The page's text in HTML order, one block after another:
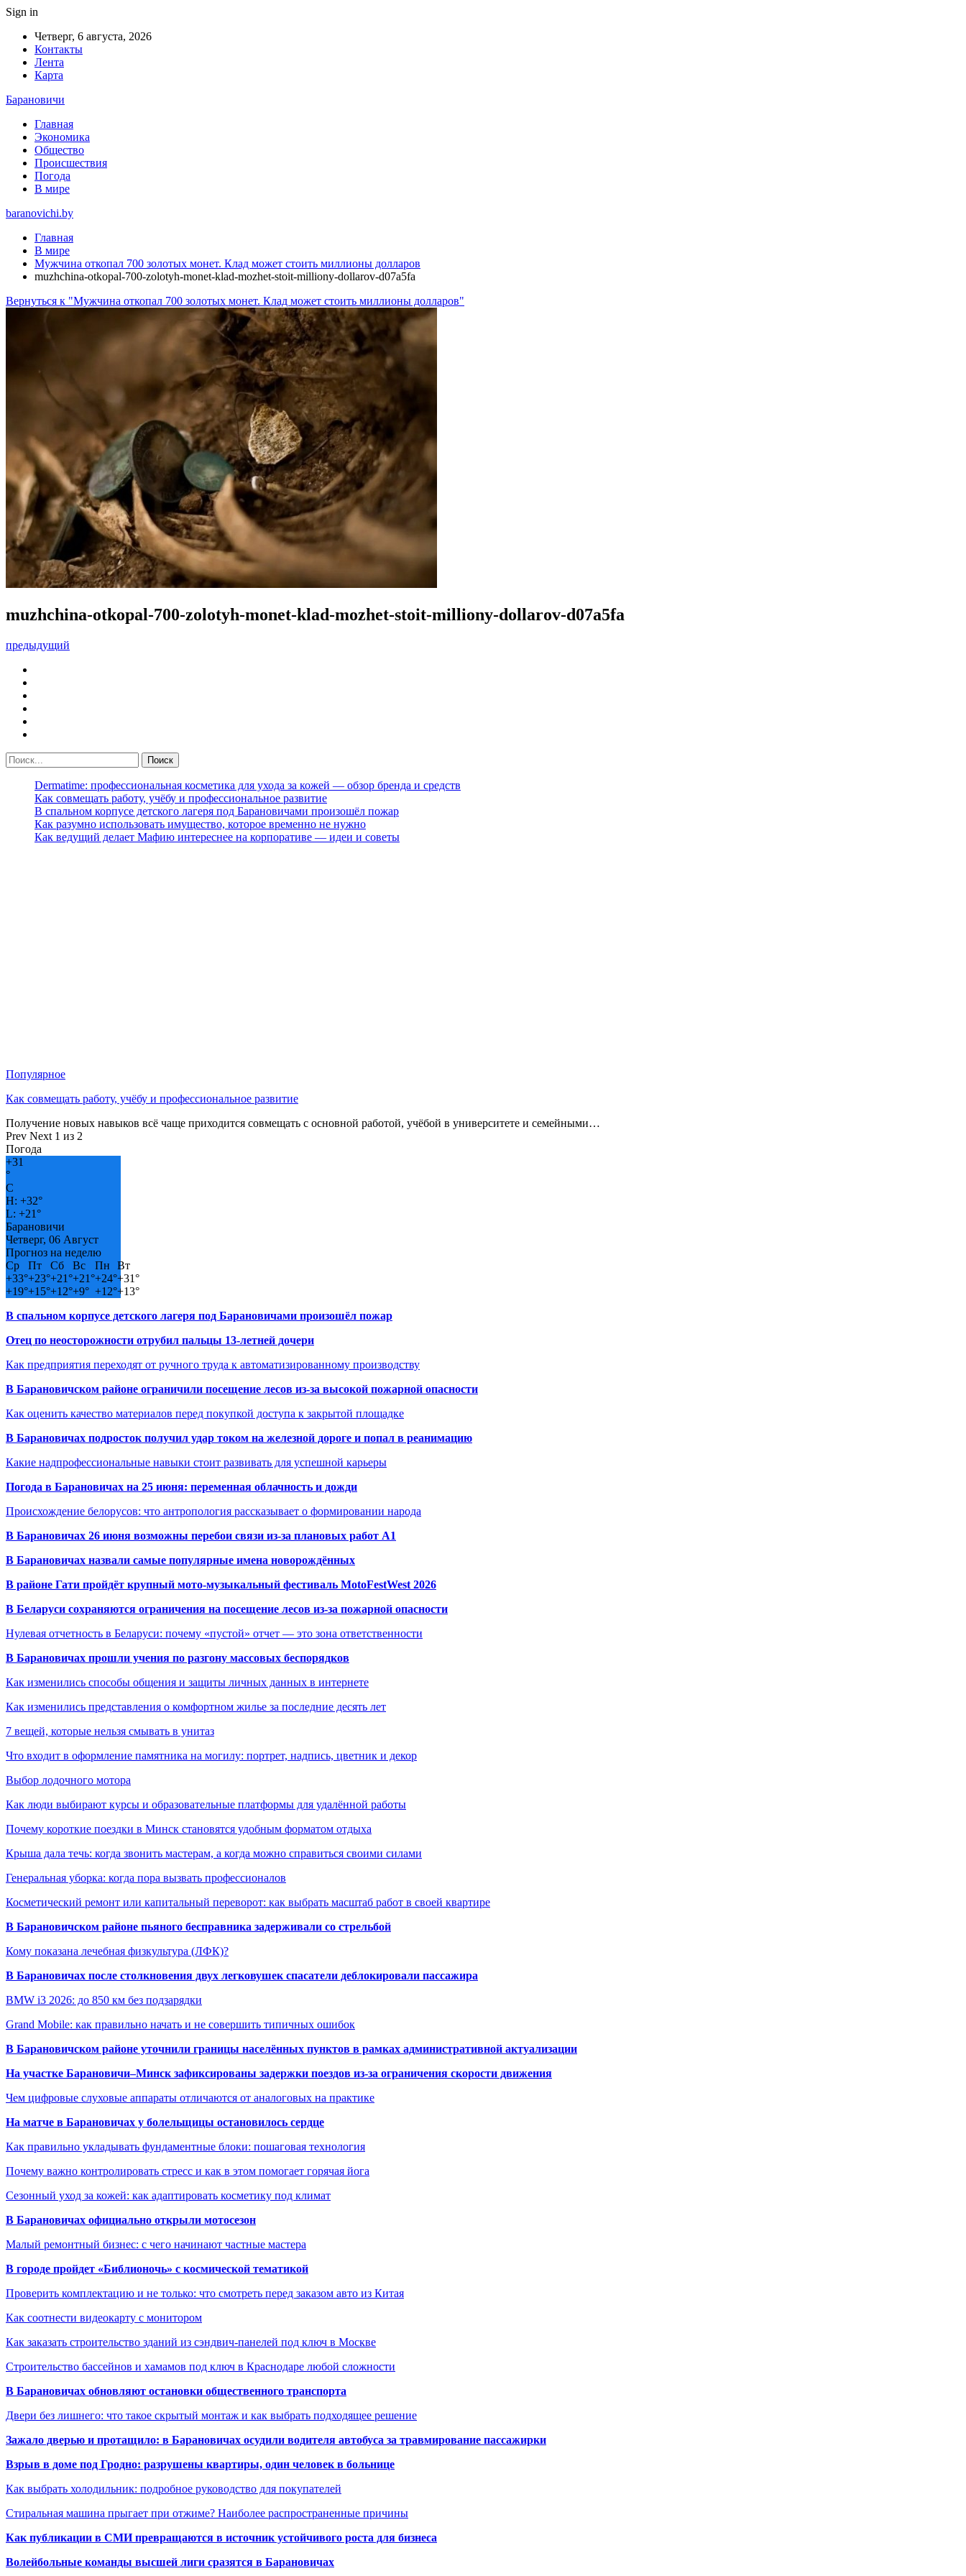
Sign in
Четверг, 6 августа, 2026
Контакты
Лента
Карта
Барановичи
Главная
Экономика
Общество
Происшествия
Погода
В мире
baranovichi.by
Главная
В мире
Мужчина откопал 700 золотых монет. Клад может стоить миллионы долларов
muzhchina-otkopal-700-zolotyh-monet-klad-mozhet-stoit-milliony-dollarov-d07a5fa
Вернуться к "Мужчина откопал 700 золотых монет. Клад может стоить миллионы долларов"
muzhchina-otkopal-700-zolotyh-monet-klad-mozhet-stoit-milliony-dollarov-d07a5fa
предыдущий
Dermatime: профессиональная косметика для ухода за кожей — обзор бренда и средств
Как совмещать работу, учёбу и профессиональное развитие
В спальном корпусе детского лагеря под Барановичами произошёл пожар
Как разумно использовать имущество, которое временно не нужно
Как ведущий делает Мафию интереснее на корпоративе — идеи и советы
Популярное
Как совмещать работу, учёбу и профессиональное развитие
Получение новых навыков всё чаще приходится совмещать с основной работой, учёбой в университете и семейными…
Prev Next 1 из 2
Погода
+31
°
C
H: +32°
L: +21°
Барановичи
Четверг, 06 Август
Прогноз на неделю
Ср
Пт Сб Вс Пн
Вт
+33°+23°+21°+21°+24°+31°
+19°+15°+12°+9° +12°+13°
В спальном корпусе детского лагеря под Барановичами произошёл пожар
Отец по неосторожности отрубил пальцы 13-летней дочери
Как предприятия переходят от ручного труда к автоматизированному производству
В Барановичском районе ограничили посещение лесов из-за высокой пожарной опасности
Как оценить качество материалов перед покупкой доступа к закрытой площадке
В Барановичах подросток получил удар током на железной дороге и попал в реанимацию
Какие надпрофессиональные навыки стоит развивать для успешной карьеры
Погода в Барановичах на 25 июня: переменная облачность и дожди
Происхождение белорусов: что антропология рассказывает о формировании народа
В Барановичах 26 июня возможны перебои связи из-за плановых работ A1
В Барановичах назвали самые популярные имена новорождённых
В районе Гати пройдёт крупный мото-музыкальный фестиваль MotoFestWest 2026
В Беларуси сохраняются ограничения на посещение лесов из-за пожарной опасности
Нулевая отчетность в Беларуси: почему «пустой» отчет — это зона ответственности
В Барановичах прошли учения по разгону массовых беспорядков
Как изменились способы общения и защиты личных данных в интернете
Как изменились представления о комфортном жилье за последние десять лет
7 вещей, которые нельзя смывать в унитаз
Что входит в оформление памятника на могилу: портрет, надпись, цветник и декор
Выбор лодочного мотора
Как люди выбирают курсы и образовательные платформы для удалённой работы
Почему короткие поездки в Минск становятся удобным форматом отдыха
Крыша дала течь: когда звонить мастерам, а когда можно справиться своими силами
Генеральная уборка: когда пора вызвать профессионалов
Косметический ремонт или капитальный переворот: как выбрать масштаб работ в своей квартире
В Барановичском районе пьяного бесправника задерживали со стрельбой
Кому показана лечебная физкультура (ЛФК)?
В Барановичах после столкновения двух легковушек спасатели деблокировали пассажира
BMW i3 2026: до 850 км без подзарядки
Grand Mobile: как правильно начать и не совершить типичных ошибок
В Барановичском районе уточнили границы населённых пунктов в рамках административной актуализации
На участке Барановичи–Минск зафиксированы задержки поездов из-за ограничения скорости движения
Чем цифровые слуховые аппараты отличаются от аналоговых на практике
На матче в Барановичах у болельщицы остановилось сердце
Как правильно укладывать фундаментные блоки: пошаговая технология
Почему важно контролировать стресс и как в этом помогает горячая йога
Сезонный уход за кожей: как адаптировать косметику под климат
В Барановичах официально открыли мотосезон
Малый ремонтный бизнес: с чего начинают частные мастера
В городе пройдет «Библионочь» с космической тематикой
Проверить комплектацию и не только: что смотреть перед заказом авто из Китая
Как соотнести видеокарту с монитором
Как заказать строительство зданий из сэндвич-панелей под ключ в Москве
Строительство бассейнов и хамамов под ключ в Краснодаре любой сложности
В Барановичах обновляют остановки общественного транспорта
Двери без лишнего: что такое скрытый монтаж и как выбрать подходящее решение
Зажало дверью и протащило: в Барановичах осудили водителя автобуса за травмирование пассажирки
Взрыв в доме под Гродно: разрушены квартиры, один человек в больнице
Как выбрать холодильник: подробное руководство для покупателей
Стиральная машина прыгает при отжиме? Наиболее распространенные причины
Как публикации в СМИ превращаются в источник устойчивого роста для бизнеса
Волейбольные команды высшей лиги сразятся в Барановичах